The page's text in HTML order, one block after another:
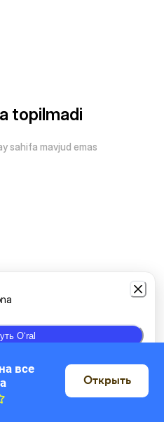
topilmadi
sahifa mavjud emas
Oʻral
все
Открыть